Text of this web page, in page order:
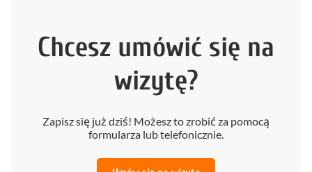
Chcesz umówić się na
wizytę?
Zapisz się już dziś! Możesz to zrobić za pomocą
formularza lub telefonicznie.